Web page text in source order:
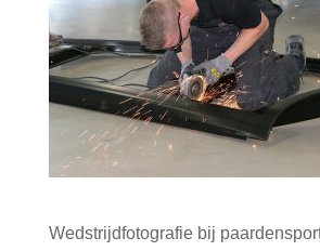
Wedstrijdfotografie bij